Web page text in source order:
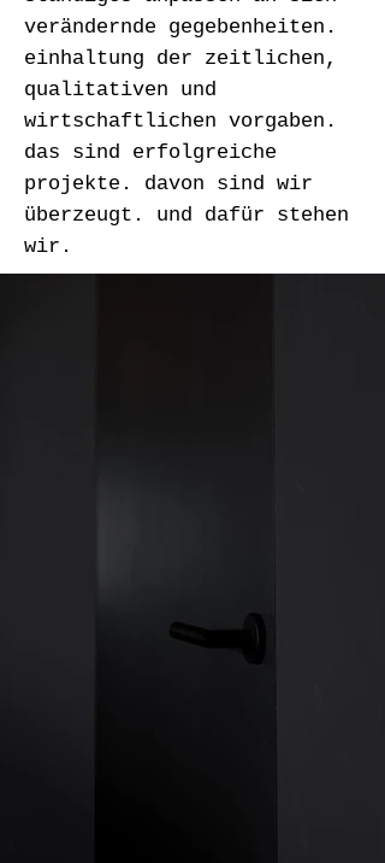
verändernde gegebenheiten.
einhaltung der zeitlichen,
qualitativen und
wirtschaftlichen vorgaben.
das sind erfolgreiche
projekte. davon sind wir
überzeugt. und dafür stehen
wir.